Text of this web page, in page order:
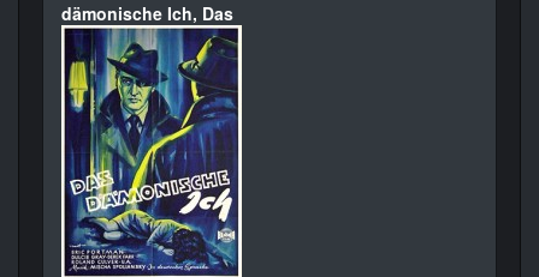
dämonische Ich, Das